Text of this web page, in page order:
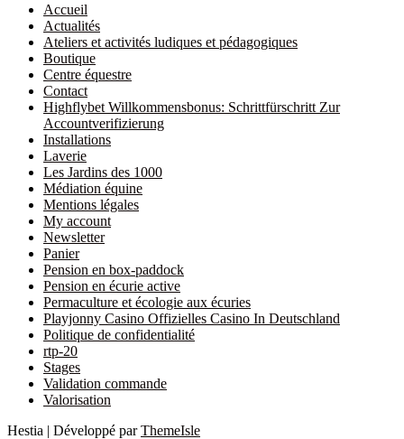
Accueil
Actualités
Ateliers et activités ludiques et pédagogiques
Boutique
Centre équestre
Contact
Highflybet Willkommensbonus: Schrittfürschritt Zur
Accountverifizierung
Installations
Laverie
Les Jardins des 1000
Médiation équine
Mentions légales
My account
Newsletter
Panier
Pension en box-paddock
Pension en écurie active
Permaculture et écologie aux écuries
Playjonny Casino Offizielles Casino In Deutschland
Politique de confidentialité
rtp-20
Stages
Validation commande
Valorisation
Hestia | Développé parThemeIsle